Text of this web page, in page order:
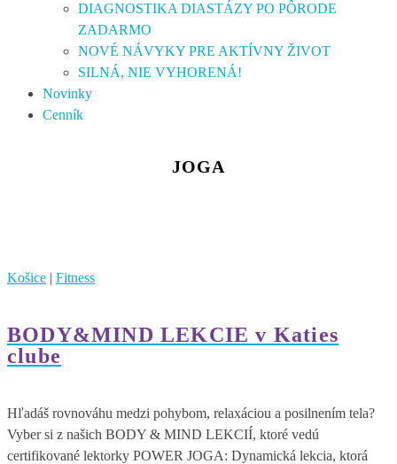
DIAGNOSTIKA DIASTÁZY PO PÔRODE
ZADARMO
NOVÉ NÁVYKY PRE AKTÍVNY ŽIVOT
SILNÁ, NIE VYHORENÁ!
Novinky
Cenník
JOGA
Košice | Fitness
BODY&MIND LEKCIE v Katies
clube
Hľadáš rovnováhu medzi pohybom, relaxáciou a posilnením tela?
Vyber si z našich BODY & MIND LEKCIÍ, ktoré vedú
certifikované lektorky POWER JOGA: Dynamická lekcia, ktorá